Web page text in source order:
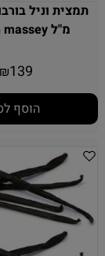
מ"ל Nielsen massey
₪139
הוסף